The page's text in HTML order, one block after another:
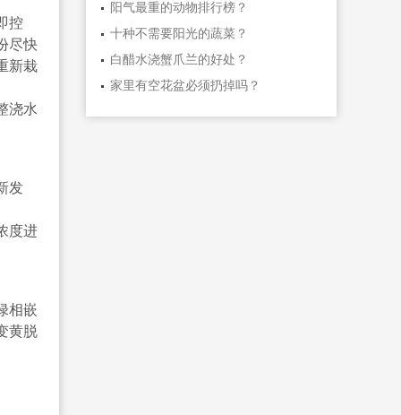
控
尽快
新栽
浇水
发
度进
相嵌
黄脱
阳气最重的动物排行榜？
十种不需要阳光的蔬菜？
白醋水浇蟹爪兰的好处？
家里有空花盆必须扔掉吗？